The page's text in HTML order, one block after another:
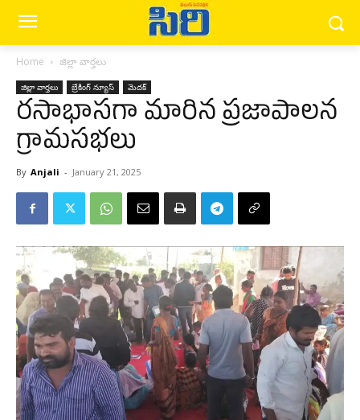
Home జిల్లా వార్త‌లు
జిల్లా వార్త‌లు బ్రేకింగ్ న్యూస్‌ మెద‌క్
ర‌సాభాస‌గా మారిన ప్రజాపాలన
గ్రామసభలు
By Anjali - January 21, 2025